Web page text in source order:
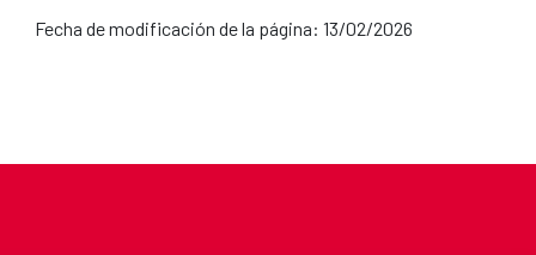
Fecha de modificación de la página: 13/02/2026